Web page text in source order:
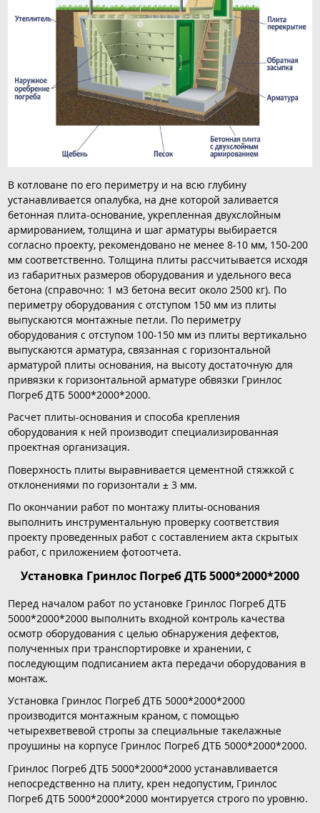
В котловане по его периметру и на всю глубину
устанавливается опалубка, на дне которой заливается
бетонная плита-основание, укрепленная двухслойным
армированием, толщина и шаг арматуры выбирается
согласно проекту, рекомендовано не менее 8-10 мм, 150-200
мм соответственно. Толщина плиты рассчитывается исходя
из габаритных размеров оборудования и удельного веса
бетона (справочно: 1 м3 бетона весит около 2500 кг). По
периметру оборудования с отступом 150 мм из плиты
выпускаются монтажные петли. По периметру
оборудования с отступом 100-150 мм из плиты вертикально
выпускаются арматура, связанная с горизонтальной
арматурой плиты основания, на высоту достаточную для
привязки к горизонтальной арматуре обвязки Гринлос
Погреб ДТБ 5000*2000*2000.
Расчет плиты-основания и способа крепления
оборудования к ней производит специализированная
проектная организация.
Поверхность плиты выравнивается цементной стяжкой с
отклонениями по горизонтали ± 3 мм.
По окончании работ по монтажу плиты-основания
выполнить инструментальную проверку соответствия
проекту проведенных работ с составлением акта скрытых
работ, с приложением фотоотчета.
Установка Гринлос Погреб ДТБ 5000*2000*2000
Перед началом работ по установке Гринлос Погреб ДТБ
5000*2000*2000 выполнить входной контроль качества
осмотр оборудования с целью обнаружения дефектов,
полученных при транспортировке и хранении, с
последующим подписанием акта передачи оборудования в
монтаж.
Установка Гринлос Погреб ДТБ 5000*2000*2000
производится монтажным краном, с помощью
четырехветвевой стропы за специальные такелажные
проушины на корпусе Гринлос Погреб ДТБ 5000*2000*2000.
Гринлос Погреб ДТБ 5000*2000*2000 устанавливается
непосредственно на плиту, крен недопустим, Гринлос
Погреб ДТБ 5000*2000*2000 монтируется строго по уровню.